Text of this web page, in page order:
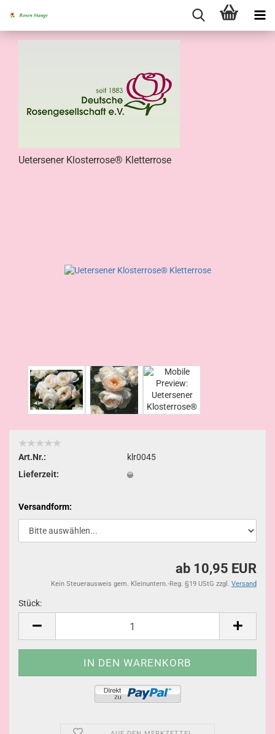
Uetersener Klosterrose® Kletterrose
Art.Nr.:
klr0045
Lieferzeit:
Versandform:
ab 10,95 EUR
Kein Steuerausweis gem. Kleinuntern.-Reg. §19 UStG zzgl. Versand
Stück: